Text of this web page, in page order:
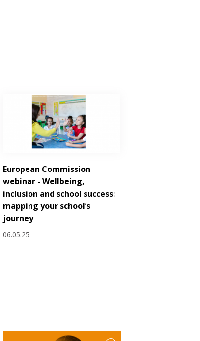
European Commission
webinar - Wellbeing,
inclusion and school success:
mapping your school’s
journey
06.05.25